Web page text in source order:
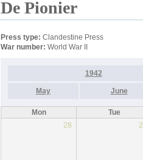
De Pionier
Press type: Clandestine Press
War number: World War II
1942
May June
Mon Tue
28